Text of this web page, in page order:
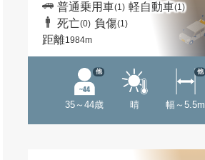
普通乗用車(1) 軽自動車(1)
死亡(0) 負傷(1)
距離1984m
35～44歳
他
晴 幅～5.5m
他